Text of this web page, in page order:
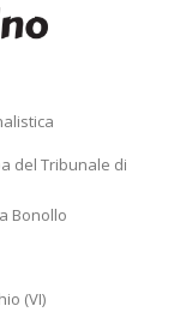
del Tribunale di
Bonollo
(VI)